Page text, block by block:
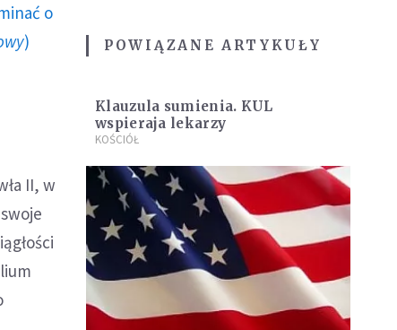
o
)
II, w
POWIĄZANE ARTYKUŁY
Klauzula sumienia. KUL
wspieraja lekarzy
KOŚCIÓŁ